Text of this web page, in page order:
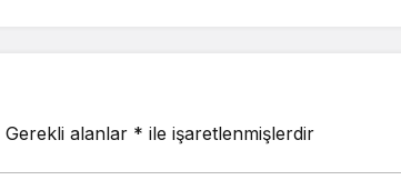
Gerekli alanlar * ile işaretlenmişlerdir